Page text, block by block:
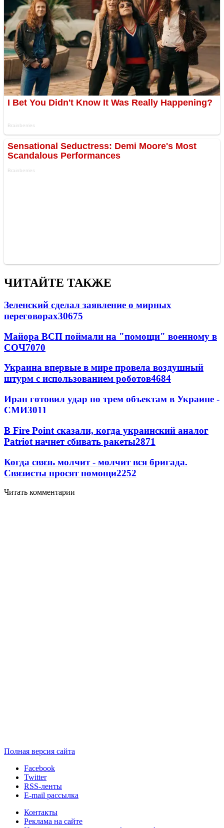
ЧИТАЙТЕ ТАКЖЕ
Зеленский сделал заявление о мирных
переговорах30675
Майора ВСП поймали на "помощи" военному в
СОЧ7070
Украина впервые в мире провела воздушный
штурм с использованием роботов4684
Иран готовил удар по трем объектам в Украине -
СМИ3011
В Fire Point сказали, когда украинский аналог
Patriot начнет сбивать ракеты2871
Когда связь молчит - молчит вся бригада.
Связисты просят помощи2252
Читать комментарии
Полная версия сайта
Facebook
Twitter
RSS-ленты
E-mail рассылка
Контакты
Реклама на сайте